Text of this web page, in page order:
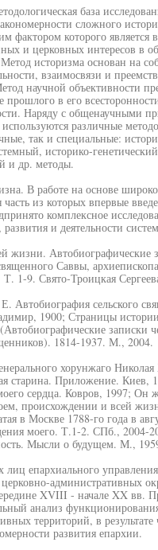
база
сложного
фактором которого является
и церковных интересов в
историзма основан на
взаимосвязи и
научной объективности
прошлого в его
Наряду с общенаучными
различные
так и специальные:
историко-
и др. методы.
В работе на основе
часть из которых впервые
комплексное
развития и деятельности
жизни. Автобиографические
Саввы,
1-9. Свято-Троицкая
Автобиография сельского
1900; Страницы
записки
1814-1937. М., 2004.
хорунжаго
старина. Приложение. Киев,
сердца. Ковров, 1997; Он
происхождении и всей
в Москве 1788-го года в
моего. Т.1-2. СПб., 2004-
Мысли о будущем. М.,
лиц епархиального
административных
XVIII - начале XX вв.
анализ
территорий, в
развития епархии.